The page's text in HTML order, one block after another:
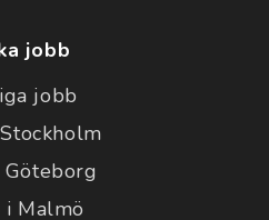
jobb
jobb
Göteborg
i Malmö